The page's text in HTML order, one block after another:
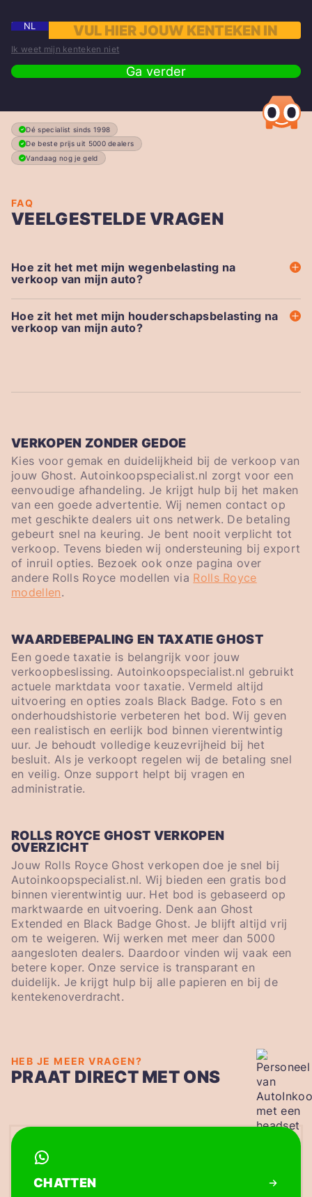
NL
Ik weet mijn kenteken niet
Ga verder
Dé specialist sinds 1998
De beste prijs uit 5000 dealers
Vandaag nog je geld
FAQ
VEELGESTELDE VRAGEN
Hoe zit het met mijn wegenbelasting na
verkoop van mijn auto?
Hoe zit het met mijn houderschapsbelasting na
verkoop van mijn auto?
VERKOPEN ZONDER GEDOE
Kies voor gemak en duidelijkheid bij de verkoop van
jouw Ghost. Autoinkoopspecialist.nl zorgt voor een
eenvoudige afhandeling. Je krijgt hulp bij het maken
van een goede advertentie. Wij nemen contact op
met geschikte dealers uit ons netwerk. De betaling
gebeurt snel na keuring. Je bent nooit verplicht tot
verkoop. Tevens bieden wij ondersteuning bij export
of inruil opties. Bezoek ook onze pagina over
andere Rolls Royce modellen via Rolls Royce
modellen.
WAARDEBEPALING EN TAXATIE GHOST
Een goede taxatie is belangrijk voor jouw
verkoopbeslissing. Autoinkoopspecialist.nl gebruikt
actuele marktdata voor taxatie. Vermeld altijd
uitvoering en opties zoals Black Badge. Foto s en
onderhoudshistorie verbeteren het bod. Wij geven
een realistisch en eerlijk bod binnen vierentwintig
uur. Je behoudt volledige keuzevrijheid bij het
besluit. Als je verkoopt regelen wij de betaling snel
en veilig. Onze support helpt bij vragen en
administratie.
ROLLS ROYCE GHOST VERKOPEN
OVERZICHT
Jouw Rolls Royce Ghost verkopen doe je snel bij
Autoinkoopspecialist.nl. Wij bieden een gratis bod
binnen vierentwintig uur. Het bod is gebaseerd op
marktwaarde en uitvoering. Denk aan Ghost
Extended en Black Badge Ghost. Je blijft altijd vrij
om te weigeren. Wij werken met meer dan 5000
aangesloten dealers. Daardoor vinden wij vaak een
betere koper. Onze service is transparant en
duidelijk. Je krijgt hulp bij alle papieren en bij de
kentekenoverdracht.
HEB JE MEER VRAGEN?
PRAAT DIRECT MET ONS
CHATTEN